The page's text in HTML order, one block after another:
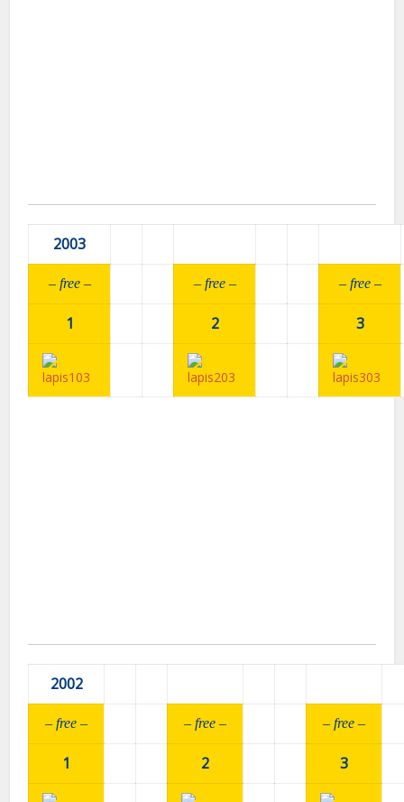
2003
– free – – free – – free –
1 2 3
2002
– free – – free – – free –
1 2 3